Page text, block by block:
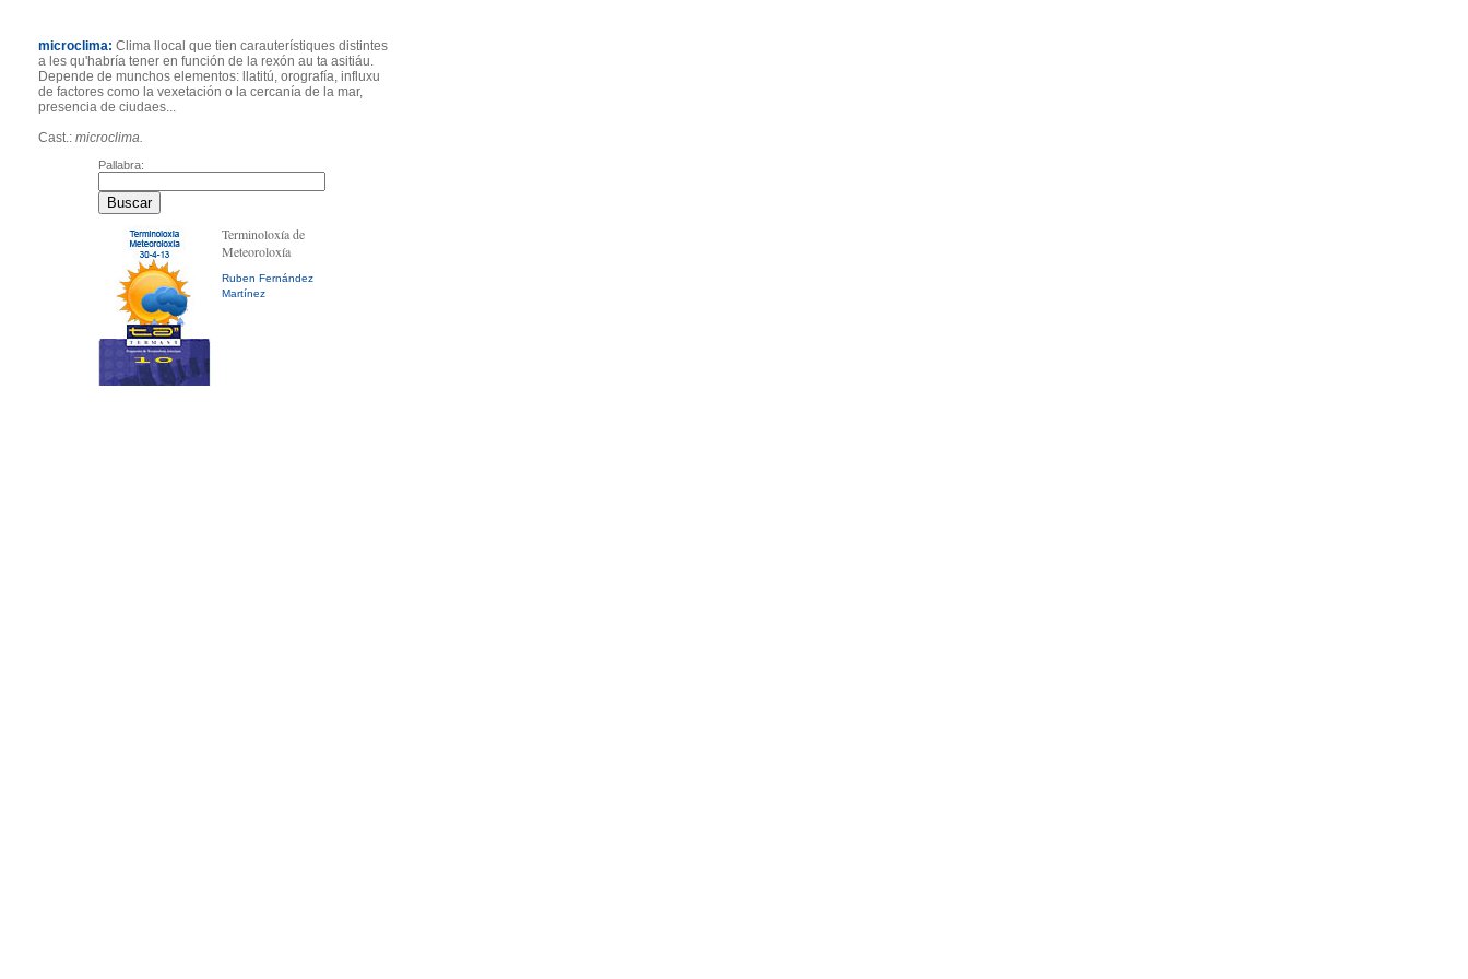
microclima: Clima llocal que tien carauterístiques distintes
a les qu'habría tener en función de la rexón au ta asitiáu.
Depende de munchos elementos: llatitú, orografía, influxu
de factores como la vexetación o la cercanía de la mar,
presencia de ciudaes...
Cast.: microclima.
Pallabra:
Terminoloxía de
Meteoroloxía
Ruben Fernández
Martínez